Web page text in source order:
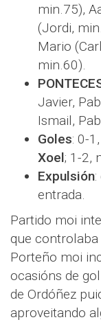
min.75),
(Jordi,
Mario
min.60).
Javier,
Ismail,
Goles: 0-
Xoel; 1-2,
Expulsión
entrada.
Partido moi
que
Porteño moi
ocasións de
de Ordóñez
aproveitando